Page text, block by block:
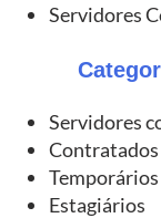
Servidores
Servidores
Contratados
Temporários
Estagiários